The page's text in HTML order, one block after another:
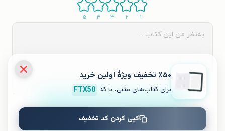
۱ ۲ ۳ ۴ ۵
ثبت نظر
٪۵۰ تخفیف ویژۀ اولین خرید
برای کتاب‌های متنی، با کد FTX50
کپی کردن کد تخفیف